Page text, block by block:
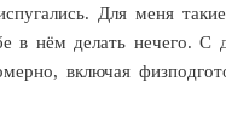
Для меня
в нём делать нечего. С
включая